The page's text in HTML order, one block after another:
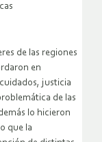
de las regiones
en
justicia
de las
lo hicieron
que la